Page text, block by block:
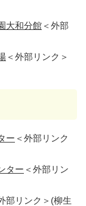
大和分館 ＜外部
＜外部リンク＞
ー ＜外部リンク
ター ＜外部リン
部リンク＞ (柳生